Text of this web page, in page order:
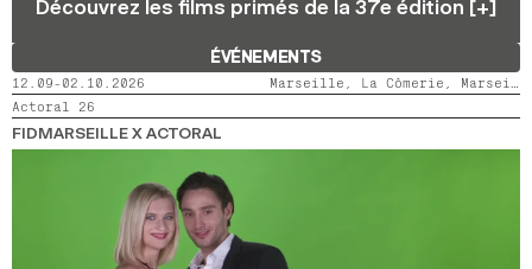
2024
2022
2020
2018
RECHERCHE
Découvrez les films primés de la 37e édition [+]
ÉVÉNEMENTS
12.09-02.10.2026
Marseille, La Cômerie, Marseille, LaMaM, Marseille, Videodrome 2
Actoral 26
FIDMARSEILLE X ACTORAL